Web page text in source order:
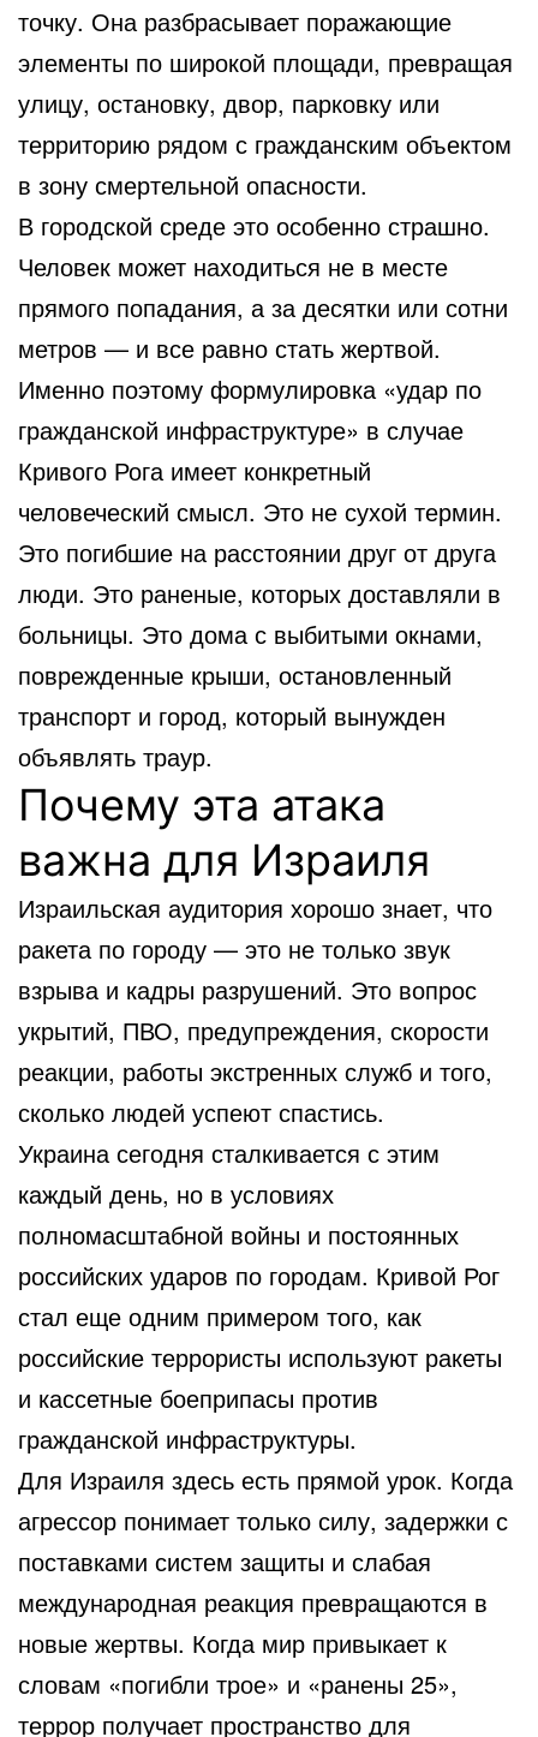
точку. Она разбрасывает поражающие
элементы по широкой площади, превращая
улицу, остановку, двор, парковку или
территорию рядом с гражданским объектом
в зону смертельной опасности.
В городской среде это особенно страшно.
Человек может находиться не в месте
прямого попадания, а за десятки или сотни
метров — и все равно стать жертвой.
Именно поэтому формулировка «удар по
гражданской инфраструктуре» в случае
Кривого Рога имеет конкретный
человеческий смысл. Это не сухой термин.
Это погибшие на расстоянии друг от друга
люди. Это раненые, которых доставляли в
больницы. Это дома с выбитыми окнами,
поврежденные крыши, остановленный
транспорт и город, который вынужден
объявлять траур.
Почему эта атака
важна для Израиля
Израильская аудитория хорошо знает, что
ракета по городу — это не только звук
взрыва и кадры разрушений. Это вопрос
укрытий, ПВО, предупреждения, скорости
реакции, работы экстренных служб и того,
сколько людей успеют спастись.
Украина сегодня сталкивается с этим
каждый день, но в условиях
полномасштабной войны и постоянных
российских ударов по городам. Кривой Рог
стал еще одним примером того, как
российские террористы используют ракеты
и кассетные боеприпасы против
гражданской инфраструктуры.
Для Израиля здесь есть прямой урок. Когда
агрессор понимает только силу, задержки с
поставками систем защиты и слабая
международная реакция превращаются в
новые жертвы. Когда мир привыкает к
словам «погибли трое» и «ранены 25»,
террор получает пространство для